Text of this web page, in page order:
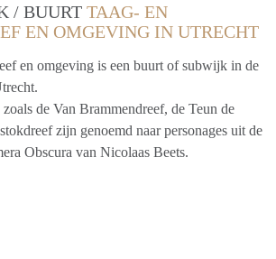
/ BUURT TAAG- EN
EN OMGEVING IN UTRECHT
en omgeving is een buurt of subwijk in de
de Van Brammendreef, de Teun de
zijn genoemd naar personages uit de
Obscura van Nicolaas Beets.